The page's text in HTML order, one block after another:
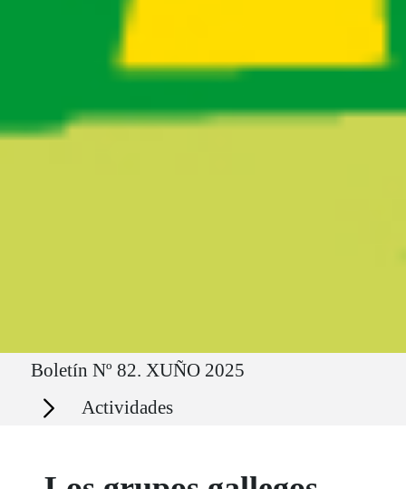
Ruta del sitio
Boletín Nº 82. XUÑO 2025
Secciones Actividades